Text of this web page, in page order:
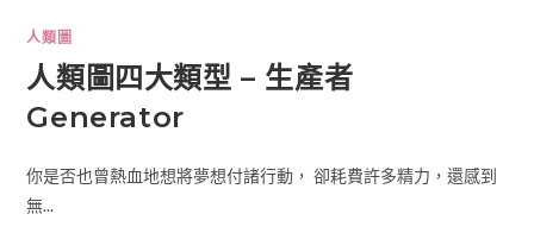
人類圖
人類圖四大類型 – 生產者
Generator
你是否也曾熱血地想將夢想付諸行動， 卻耗費許多精力，還感到
無...